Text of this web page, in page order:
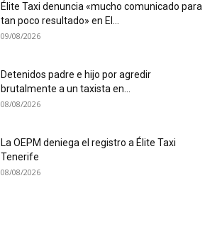
Élite Taxi denuncia «mucho comunicado para
tan poco resultado» en El...
09/08/2026
Detenidos padre e hijo por agredir
brutalmente a un taxista en...
08/08/2026
La OEPM deniega el registro a Élite Taxi
Tenerife
08/08/2026